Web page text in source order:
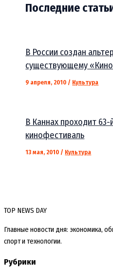
Последние
В России создан
существующему
9 апреля, 2010 / Культура
В Каннах проходит
кинофестиваль
13 мая, 2010 / Культура
TOP NEWS DAY
Главные новости дня: экономика,
спорт и технологии.
Рубрики